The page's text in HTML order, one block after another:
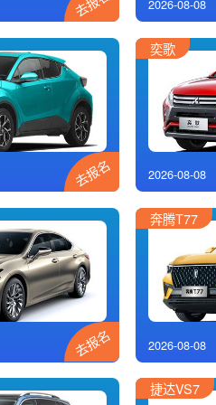
2026-08-08
去报名
奕歌
2026-08-08
去报名
奔腾T77
2026-08-08
捷达VS7